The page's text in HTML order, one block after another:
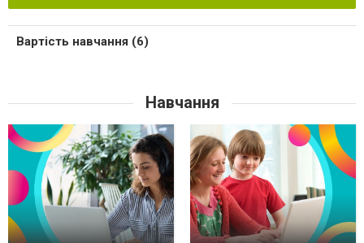
Вартість навчання (6)
Навчання